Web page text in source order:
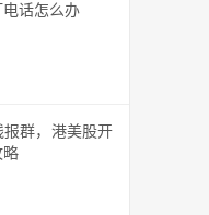
电话怎么办
报群，港美股开
略